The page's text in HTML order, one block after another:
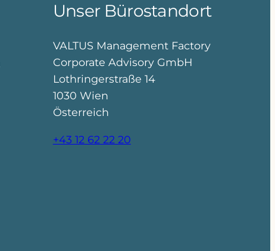
Unser Bürostandort
VALTUS Management Factory
Corporate Advisory GmbH
Lothringerstraße 14
1030 Wien
Österreich
+43 12 62 22 20